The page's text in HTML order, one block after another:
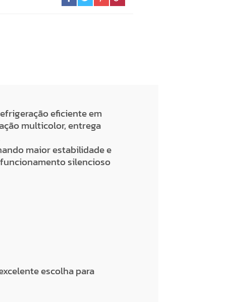
eficiente em
multicolor, entrega
maior estabilidade e
silencioso
escolha para